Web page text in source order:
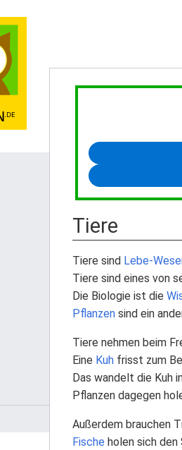
Tiere
Tiere sind Lebe-
Tiere sind eines von
Die Biologie ist die
Pflanzen sind ein
Tiere nehmen beim
Eine Kuh frisst zum
Das wandelt die Kuh
Pflanzen dagegen
Außerdem brauchen
Fische holen sich